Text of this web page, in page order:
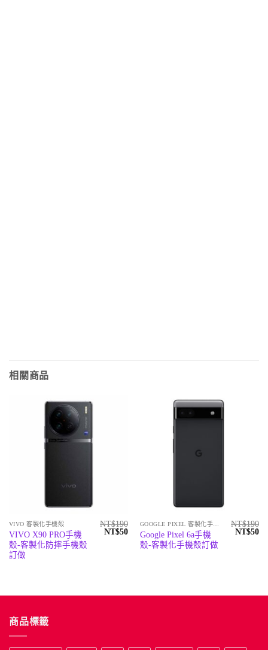
相關商品
VIVO 客製化手機殼
VIVO X90 PRO手機
殼-客製化防摔手機殼
訂做
NT$190
原
NT$50目
Google Pixel 6a手機
殼-客製化手機殼訂做
NT$190
原
NT$50目
商品標籤